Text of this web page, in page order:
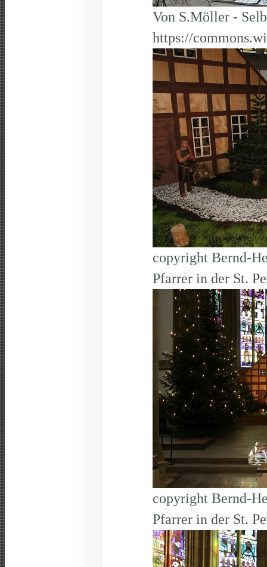
Von S.Möller -
https://
copyright Bernd-
Pfarrer in der St.
copyright Bernd-
Pfarrer in der St.